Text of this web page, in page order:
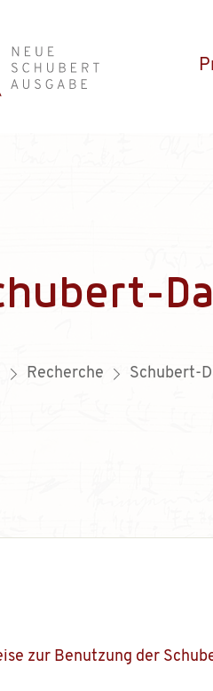
Recherche Schubert-
zur Benutzung der